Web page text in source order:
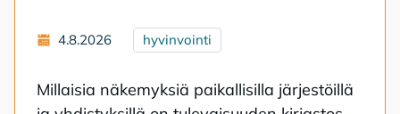
4.8.2026 hyvinvointi
Mil­lai­sia nä­ke­myk­siä pai­kal­li­sil­la jär­jes­töil­lä